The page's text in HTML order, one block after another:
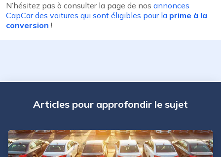
N’hésitez pas à consulter la page de nos annonces
CapCar des voitures qui sont éligibles pour la prime à la
conversion !
Articles pour approfondir le sujet